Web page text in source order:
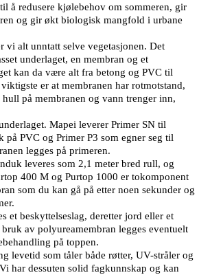
å redusere kjølebehov om sommeren, gir
og gir økt biologisk mangfold i urbane
alt unntatt selve vegetasjonen. Det
underlaget, en membran og et
kan da være alt fra betong og PVC til
er at membranen har rotmotstand,
på membranen og vann trenger inn,
Mapei leverer Primer SN til
på PVC og Primer P3 som egner seg til
legges på primeren.
leveres som 2,1 meter bred rull, og
400 M og Purtop 1000 er tokomponent
som du kan gå på etter noen sekunder og
et beskyttelseslag, deretter jord eller et
av polyureamembran legges eventuelt
på toppen.
levetid som tåler både røtter, UV-stråler og
har dessuten solid fagkunnskap og kan